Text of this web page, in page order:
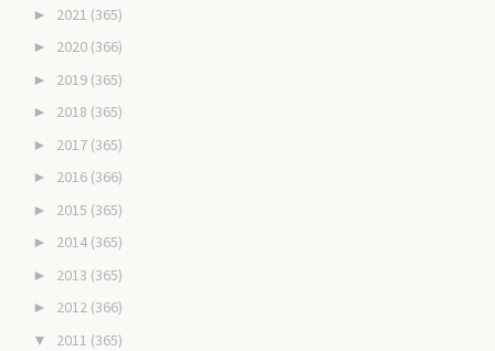
► 2021 (365)
► 2020 (366)
► 2019 (365)
► 2018 (365)
► 2017 (365)
► 2016 (366)
► 2015 (365)
► 2014 (365)
► 2013 (365)
► 2012 (366)
▼ 2011 (365)